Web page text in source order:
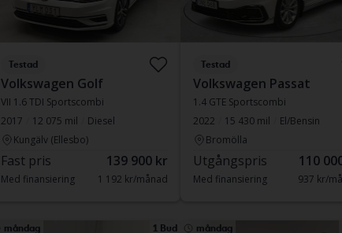
Testad
Volkswagen Golf
VII 1.6 TDI Sportscombi
2017
12 075 mil
Diesel
Kungälv (Ellesbo)
Fast pris 139 900 kr
Med finansiering 1 192 kr/månad
Testad
Volkswagen Passat
1.4 GTE Sportscombi
2022
15 430 mil
El/Bensin
Bromölla
Utgångspris 110
Med finansiering 937 kr/
måndag 1 Bud måndag